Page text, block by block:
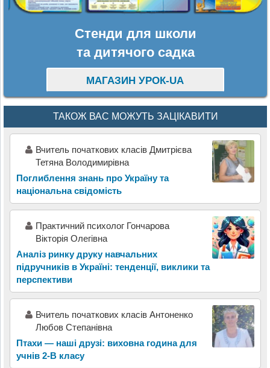
Стенди для школи
та дитячого садка
МАГАЗИН УРОК-UA
ТАКОЖ ВАС МОЖУТЬ ЗАЦІКАВИТИ
Вчитель початкових класів Дмитрієва
Тетяна Володимирівна
Поглиблення знань про Україну та
національна свідомість
Практичний психолог Гончарова
Вікторія Олегівна
Аналіз ринку друку навчальних
підручників в Україні: тенденції, виклики та
перспективи
Вчитель початкових класів Антоненко
Любов Степанівна
Птахи — наші друзі: виховна година для
учнів 2-В класу